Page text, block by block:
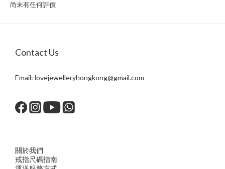
尚未有任何評價
Contact Us
Email: lovejewelleryhongkong@gmail.com
關於我們
戒指尺碼指南